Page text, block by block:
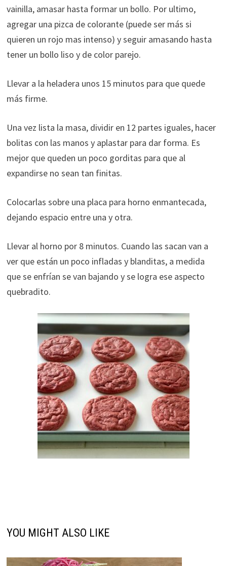
vainilla, amasar hasta formar un bollo. Por ultimo,
agregar una pizca de colorante (puede ser más si
quieren un rojo mas intenso) y seguir amasando hasta
tener un bollo liso y de color parejo.
Llevar a la heladera unos 15 minutos para que quede
más firme.
Una vez lista la masa, dividir en 12 partes iguales, hacer
bolitas con las manos y aplastar para dar forma. Es
mejor que queden un poco gorditas para que al
expandirse no sean tan finitas.
Colocarlas sobre una placa para horno enmantecada,
dejando espacio entre una y otra.
Llevar al horno por 8 minutos. Cuando las sacan van a
ver que están un poco infladas y blanditas, a medida
que se enfrían se van bajando y se logra ese aspecto
quebradito.
YOU MIGHT ALSO LIKE